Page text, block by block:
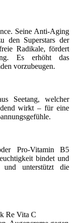
Seine Anti-Aging
den Superstars der
Radikale, fördert
Es erhöht das
vorzubeugen.
Seetang, welcher
wirkt – für eine
Pro-Vitamin B5
bindet und
und unterstützt die